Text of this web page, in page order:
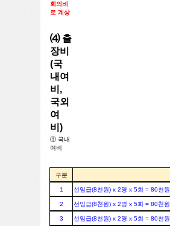
회의비
로 계상
⑷ 출
장비
(국
내여
비,
국외
여
비)
① 국내
여비
구분
1 선임급(8천원) x 2명 x 5회 = 80천원
2 선임급(8천원) x 2명 x 5회 = 80천원
3 선임급(8천원) x 2명 x 5회 = 80천원